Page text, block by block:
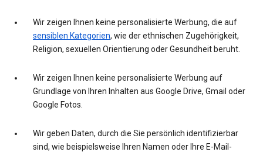
Wir zeigen Ihnen keine personalisierte Werbung, die auf
sensiblen Kategorien, wie der ethnischen Zugehörigkeit,
Religion, sexuellen Orientierung oder Gesundheit beruht.
Wir zeigen Ihnen keine personalisierte Werbung auf
Grundlage von Ihren Inhalten aus Google Drive, Gmail oder
Google Fotos.
Wir geben Daten, durch die Sie persönlich identifizierbar
sind, wie beispielsweise Ihren Namen oder Ihre E-Mail-